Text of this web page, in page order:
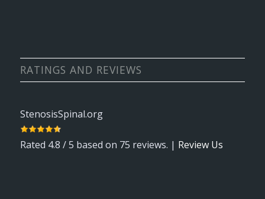
RATINGS AND REVIEWS
StenosisSpinal.org
Rated 4.8 / 5 based on 75 reviews. | Review Us